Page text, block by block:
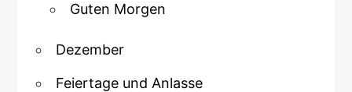
Guten Morgen
Dezember
Feiertage und Anlasse